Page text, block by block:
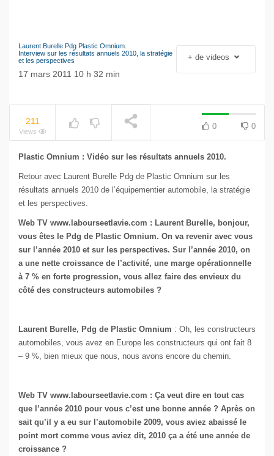
Le séisme industriel
Laurent Burelle Pdg Plastic Omnium.
Interview sur les résultats annuels 2010, la stratégie
et les perspectives
17 mars 2011 10 h 32 min
+ de videos
211
Views
0 0
Plastic Omnium : Vidéo sur les résultats annuels 2010.
Retour avec Laurent Burelle Pdg de Plastic Omnium sur les
résultats annuels 2010 de l’équipementier automobile, la stratégie
et les perspectives.
Web TV www.labourseetlavie.com : Laurent Burelle, bonjour,
vous êtes le Pdg de Plastic Omnium. On va revenir avec vous
sur l’année 2010 et sur les perspectives. Sur l’année 2010, on
a une nette croissance de l’activité, une marge opérationnelle
à 7 % en forte progression, vous allez faire des envieux du
côté des constructeurs automobiles ?
Laurent Burelle, Pdg de Plastic Omnium : Oh, les constructeurs
automobiles, vous avez en Europe les constructeurs qui ont fait 8
– 9 %, bien mieux que nous, nous avons encore du chemin.
Web TV www.labourseetlavie.com : Ça veut dire en tout cas
que l’année 2010 pour vous c’est une bonne année ? Après on
sait qu’il y a eu sur l’automobile 2009, vous aviez abaissé le
point mort comme vous aviez dit, 2010 ça a été une année de
croissance ?